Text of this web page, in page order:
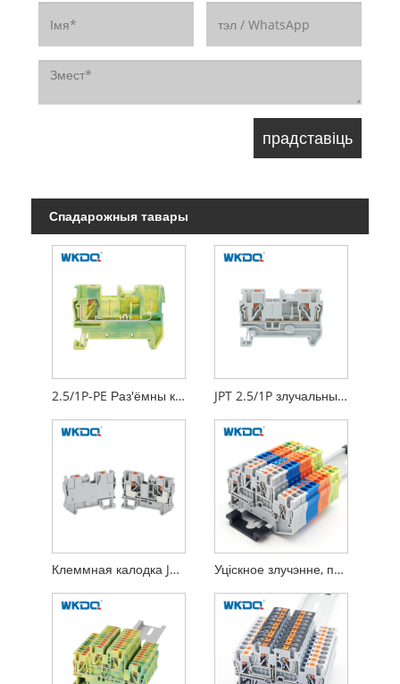
Спадарожныя тавары
2.5/1P-PE Раз'ёмны клеммны блок хуткага злучэння для самастойнай зборкі JPT 2.5/1P злучальны клеммны блок Хуткі сертыфікат CE для самастойнай зборкі
Клеммная калодка JPT 10, якая ўстаўляецца, усталёўваецца на DIN-рэйку 10 мм Уціскное злучэнне, падача клеммнага блока для мантажу на Din-рэйку, стандарт IEC 60947-7-1